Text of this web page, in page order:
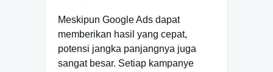
Meskipun Google Ads dapat
memberikan hasil yang cepat,
potensi jangka panjangnya juga
sangat besar. Setiap kampanye